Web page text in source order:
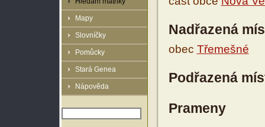
Mapy
Slovníčky
Pomůcky
Stará Genea
Nápověda
Nadřazená
obec Třemešné
Podřazená
Prameny